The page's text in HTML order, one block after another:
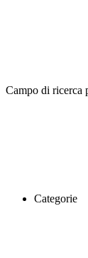
Campo di ricerca
Categorie